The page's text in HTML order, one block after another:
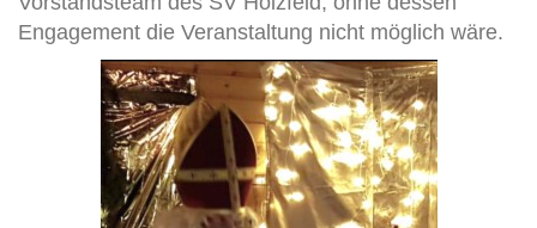
Engagement die Veranstaltung nicht möglich wäre.